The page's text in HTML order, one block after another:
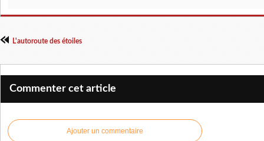
L'autoroute des étoiles
Commenter cet article
Ajouter un commentaire